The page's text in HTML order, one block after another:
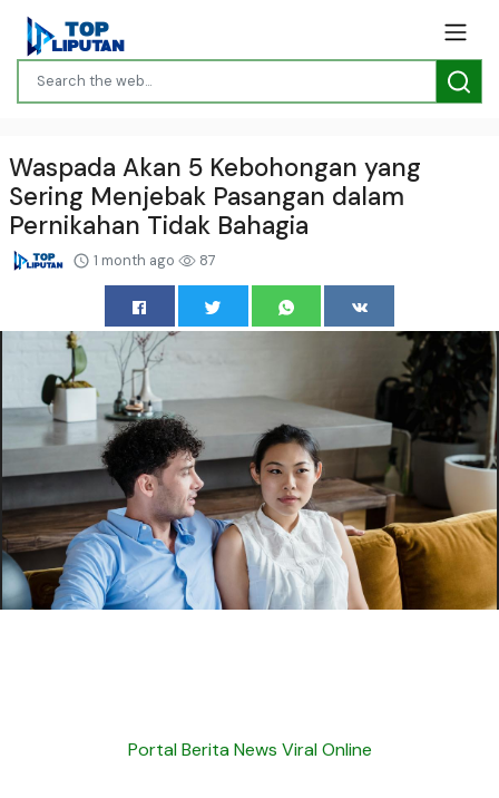
Waspada Akan 5 Kebohongan yang
Sering Menjebak Pasangan dalam
Pernikahan Tidak Bahagia
1 month ago 87
Portal Berita News Viral Online